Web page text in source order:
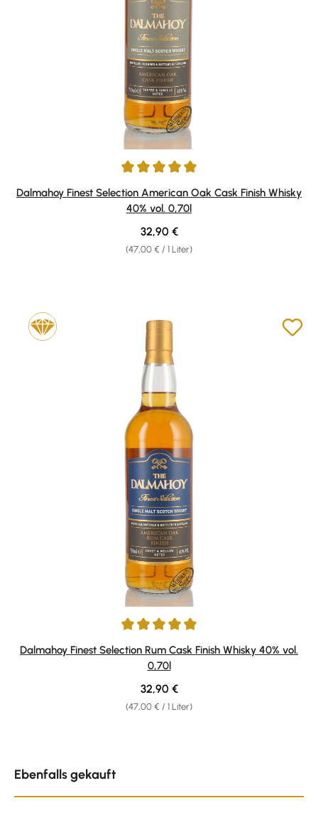
Durchschnittliche Bewertung von 5 von 5 Sternen
Dalmahoy Finest Selection American Oak Cask Finish Whisky
40% vol. 0,70l
(47,00 € / 1 Liter)
Regulärer Preis:
32,90 €
Durchschnittliche Bewertung von 5 von 5 Sternen
Dalmahoy Finest Selection Rum Cask Finish Whisky 40% vol.
0,70l
(47,00 € / 1 Liter)
Regulärer Preis:
32,90 €
Ebenfalls gekauft